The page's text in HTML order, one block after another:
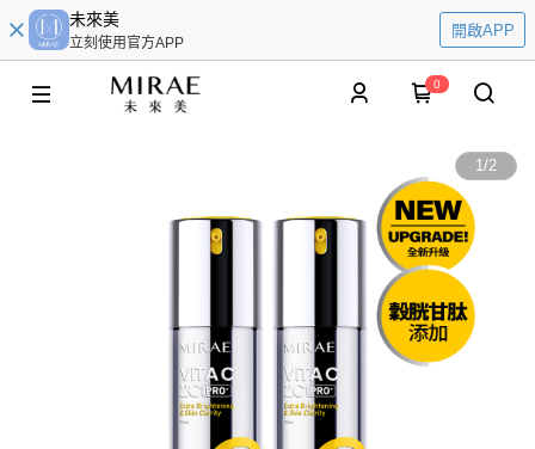
未來美
立刻使用官方APP
開啟APP
0
1/2